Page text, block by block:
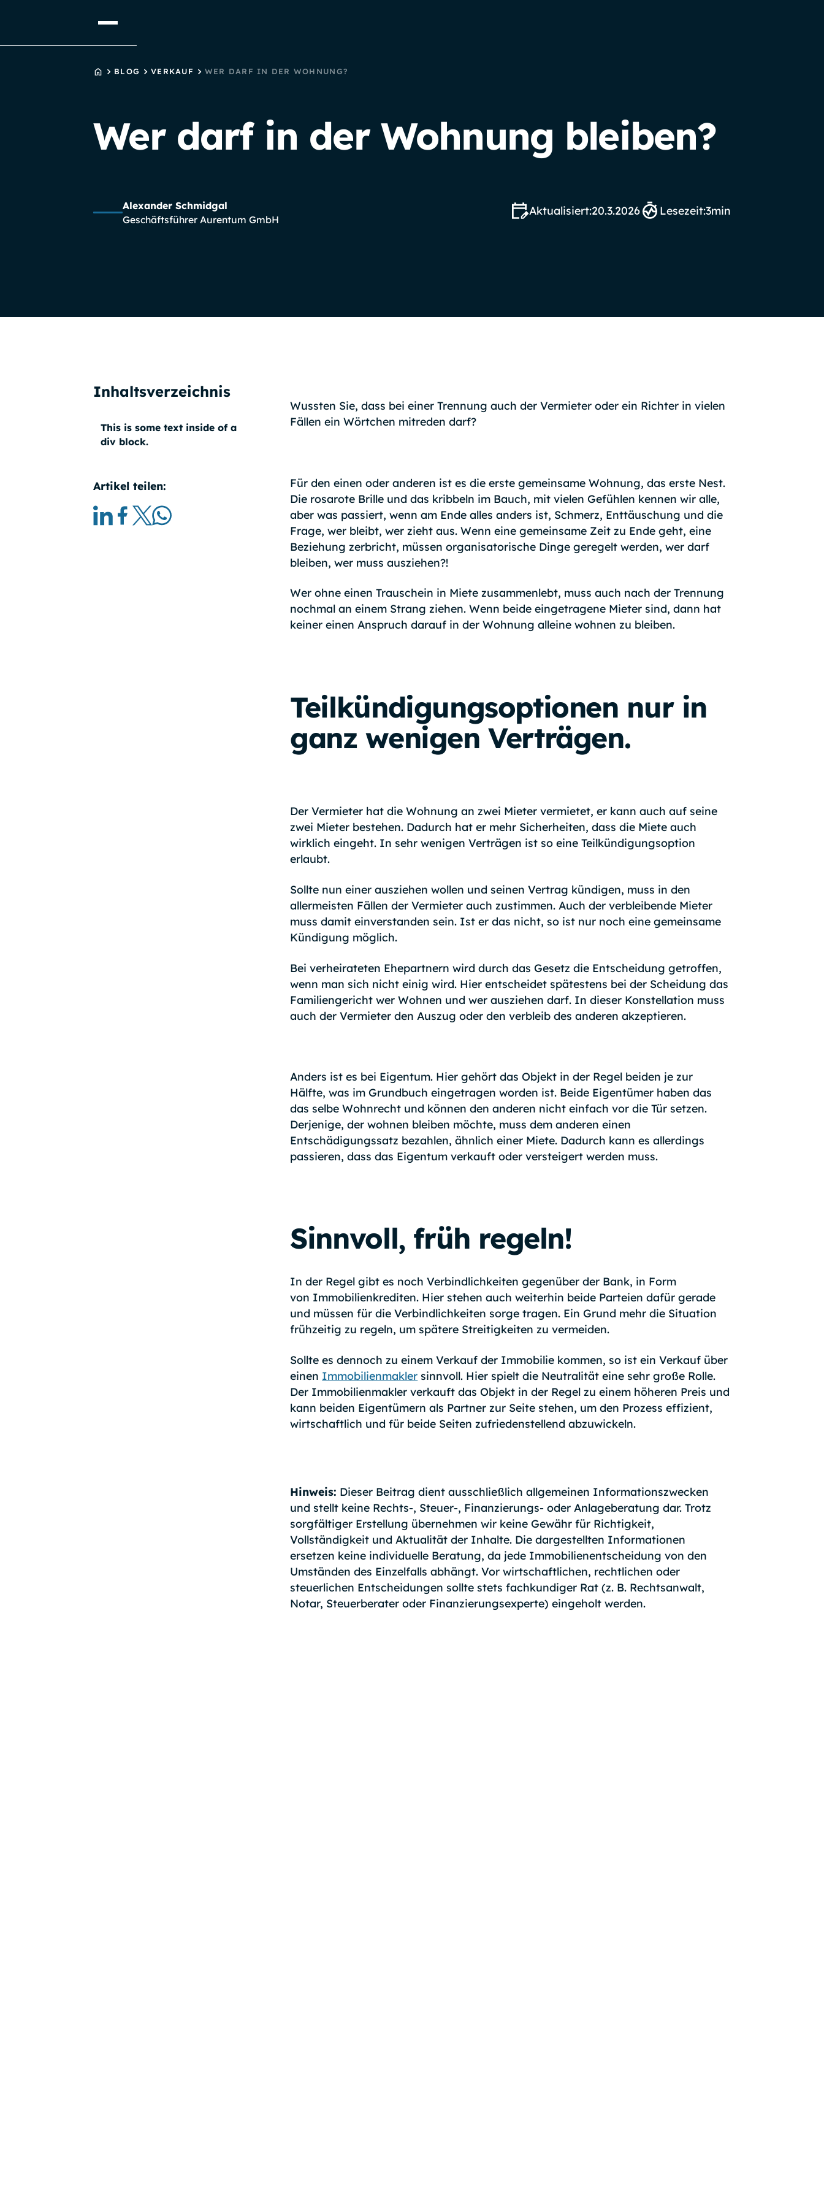
STARTSEITE
BLOG VERKAUF WER DARF IN DER WOHNUNG?
Wer darf in der Wohnung bleiben?
Alexander Schmidgal
Geschäftsführer Aurentum GmbH
Aktualisiert:20.3.2026 Lesezeit:3min
Inhaltsverzeichnis
This is some text inside of a
div block.
Artikel teilen:
Wussten Sie, dass bei einer Trennung auch der Vermieter oder ein Richter in vielen
Fällen ein Wörtchen mitreden darf?
Für den einen oder anderen ist es die erste gemeinsame Wohnung, das erste Nest.
Die rosarote Brille und das kribbeln im Bauch, mit vielen Gefühlen kennen wir alle,
aber was passiert, wenn am Ende alles anders ist, Schmerz, Enttäuschung und die
Frage, wer bleibt, wer zieht aus. Wenn eine gemeinsame Zeit zu Ende geht, eine
Beziehung zerbricht, müssen organisatorische Dinge geregelt werden, wer darf
bleiben, wer muss ausziehen?!
Wer ohne einen Trauschein in Miete zusammenlebt, muss auch nach der Trennung
nochmal an einem Strang ziehen. Wenn beide eingetragene Mieter sind, dann hat
keiner einen Anspruch darauf in der Wohnung alleine wohnen zu bleiben.
Teilkündigungsoptionen nur in
ganz wenigen Verträgen.
Der Vermieter hat die Wohnung an zwei Mieter vermietet, er kann auch auf seine
zwei Mieter bestehen. Dadurch hat er mehr Sicherheiten, dass die Miete auch
wirklich eingeht. In sehr wenigen Verträgen ist so eine Teilkündigungsoption
erlaubt.
Sollte nun einer ausziehen wollen und seinen Vertrag kündigen, muss in den
allermeisten Fällen der Vermieter auch zustimmen. Auch der verbleibende Mieter
muss damit einverstanden sein. Ist er das nicht, so ist nur noch eine gemeinsame
Kündigung möglich.
Bei verheirateten Ehepartnern wird durch das Gesetz die Entscheidung getroffen,
wenn man sich nicht einig wird. Hier entscheidet spätestens bei der Scheidung das
Familiengericht wer Wohnen und wer ausziehen darf. In dieser Konstellation muss
auch der Vermieter den Auszug oder den verbleib des anderen akzeptieren.
Anders ist es bei Eigentum. Hier gehört das Objekt in der Regel beiden je zur
Hälfte, was im Grundbuch eingetragen worden ist. Beide Eigentümer haben das
das selbe Wohnrecht und können den anderen nicht einfach vor die Tür setzen.
Derjenige, der wohnen bleiben möchte, muss dem anderen einen
Entschädigungssatz bezahlen, ähnlich einer Miete. Dadurch kann es allerdings
passieren, dass das Eigentum verkauft oder versteigert werden muss.
Sinnvoll, früh regeln!
In der Regel gibt es noch Verbindlichkeiten gegenüber der Bank, in Form
von Immobilienkrediten. Hier stehen auch weiterhin beide Parteien dafür gerade
und müssen für die Verbindlichkeiten sorge tragen. Ein Grund mehr die Situation
frühzeitig zu regeln, um spätere Streitigkeiten zu vermeiden.
Sollte es dennoch zu einem Verkauf der Immobilie kommen, so ist ein Verkauf über
einen Immobilienmakler sinnvoll. Hier spielt die Neutralität eine sehr große Rolle.
Der Immobilienmakler verkauft das Objekt in der Regel zu einem höheren Preis und
kann beiden Eigentümern als Partner zur Seite stehen, um den Prozess effizient,
wirtschaftlich und für beide Seiten zufriedenstellend abzuwickeln.
Hinweis: Dieser Beitrag dient ausschließlich allgemeinen Informationszwecken
und stellt keine Rechts-, Steuer-, Finanzierungs- oder Anlageberatung dar. Trotz
sorgfältiger Erstellung übernehmen wir keine Gewähr für Richtigkeit,
Vollständigkeit und Aktualität der Inhalte. Die dargestellten Informationen
ersetzen keine individuelle Beratung, da jede Immobilienentscheidung von den
Umständen des Einzelfalls abhängt. Vor wirtschaftlichen, rechtlichen oder
steuerlichen Entscheidungen sollte stets fachkundiger Rat (z. B. Rechtsanwalt,
Notar, Steuerberater oder Finanzierungsexperte) eingeholt werden.